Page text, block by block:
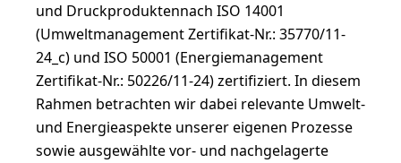
und Druckproduktennach ISO 14001
(Umweltmanagement Zertifikat-Nr.: 35770/11-
24_c) und ISO 50001 (Energiemanagement
Zertifikat-Nr.: 50226/11-24) zertifiziert. In diesem
Rahmen betrachten wir dabei relevante Umwelt-
und Energieaspekte unserer eigenen Prozesse
sowie ausgewählte vor- und nachgelagerte